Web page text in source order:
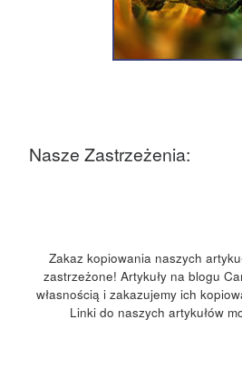
Nasze Zastrzeżenia:
Zakaz kopiowania naszych
zastrzeżone! Artykuły na blogu
własnością i zakazujemy ich
Linki do naszych artykułów